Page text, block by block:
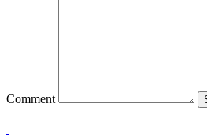
Comment